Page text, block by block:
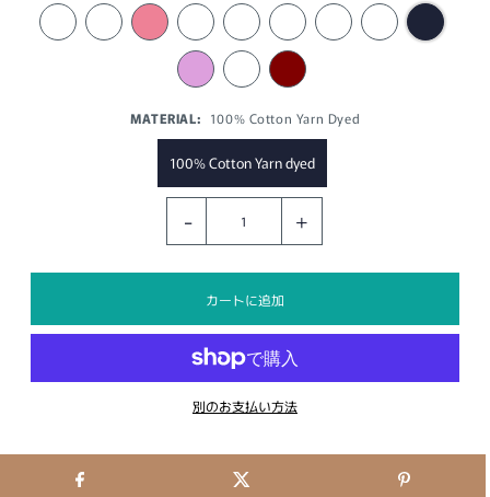
MATERIAL: 100% Cotton Yarn Dyed
100% Cotton Yarn dyed
- +
別のお支払い方法